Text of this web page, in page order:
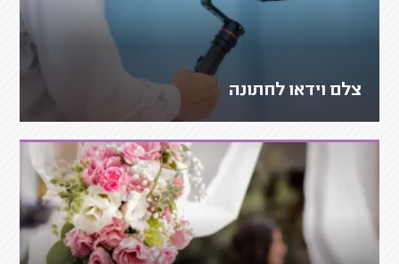
צלם וידאו לחתונה